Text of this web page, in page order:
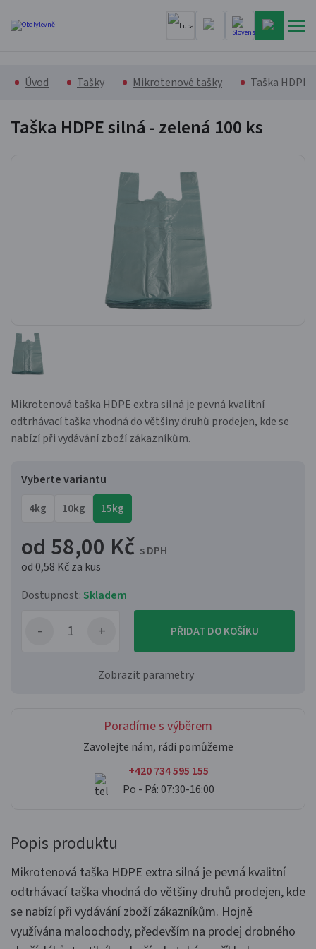
Úvod Tašky Mikrotenové tašky Taška HDPE
Taška HDPE silná - zelená 100 ks
Mikrotenová taška HDPE extra silná je pevná kvalitní
odtrhávací taška vhodná do většiny druhů prodejen, kde se
nabízí při vydávání zboží zákazníkům.
Vyberte variantu
4kg 10kg 15kg
od 58,00 Kč s DPH
od 0,58 Kčza kus
Dostupnost:Skladem
PŘIDAT DO KOŠÍKU
Zobrazit parametry
Poradíme s výběrem
Zavolejte nám, rádi pomůžeme
+420 734 595 155
Po - Pá: 07:30-16:00
Popis produktu
Mikrotenová taška HDPE extra silná je pevná kvalitní
odtrhávací taška vhodná do většiny druhů prodejen, kde
se nabízí při vydávání zboží zákazníkům. Hojně
využívána maloochody, především na prodej drobného